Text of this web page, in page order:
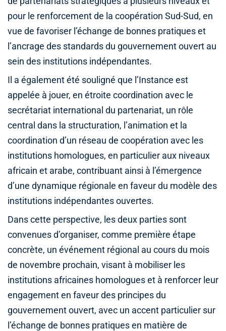
pour le renforcement de la coopération Sud-Sud, en
vue de favoriser l’échange de bonnes pratiques et
l’ancrage des standards du gouvernement ouvert au
sein des institutions indépendantes.
Il a également été souligné que l’Instance est
appelée à jouer, en étroite coordination avec le
secrétariat international du partenariat, un rôle
central dans la structuration, l’animation et la
coordination d’un réseau de coopération avec les
institutions homologues, en particulier aux niveaux
africain et arabe, contribuant ainsi à l’émergence
d’une dynamique régionale en faveur du modèle des
institutions indépendantes ouvertes.
Dans cette perspective, les deux parties sont
convenues d’organiser, comme première étape
concrète, un événement régional au cours du mois
de novembre prochain, visant à mobiliser les
institutions africaines homologues et à renforcer leur
engagement en faveur des principes du
gouvernement ouvert, avec un accent particulier sur
l’échange de bonnes pratiques en matière de